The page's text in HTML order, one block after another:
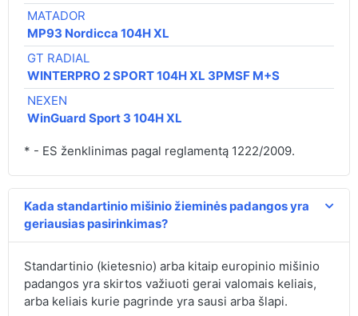
MATADOR
MP93 Nordicca 104H XL
GT RADIAL
WINTERPRO 2 SPORT 104H XL 3PMSF M+S
NEXEN
WinGuard Sport 3 104H XL
* - ES ženklinimas pagal reglamentą 1222/2009.
Kada standartinio mišinio žieminės padangos yra
geriausias pasirinkimas?
Standartinio (kietesnio) arba kitaip europinio mišinio
padangos yra skirtos važiuoti gerai valomais keliais,
arba keliais kurie pagrinde yra sausi arba šlapi.